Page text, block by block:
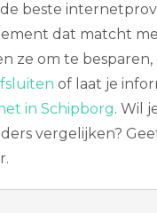
beste
dat matcht
ze om te
of laat je
in Schipborg. Wil
vergelijken?